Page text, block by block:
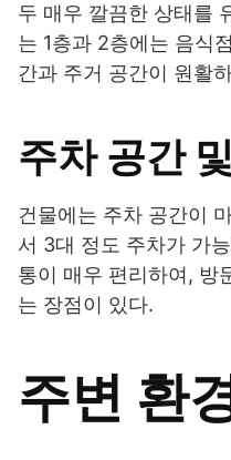
두 매우 깔끔한 상태를
는 1층과 2층에는 음식
간과 주거 공간이 원활
주차 공간
건물에는 주차 공간이
서 3대 정도 주차가 가
통이 매우 편리하여, 방
는 장점이 있다.
주변 환